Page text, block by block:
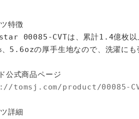
特徴
00085-CVTは、累計1.4億枚以上
、5.6ozの厚手生地なので、洗濯にも
公式商品ページ
tomsj.com/product/00085-
詳細